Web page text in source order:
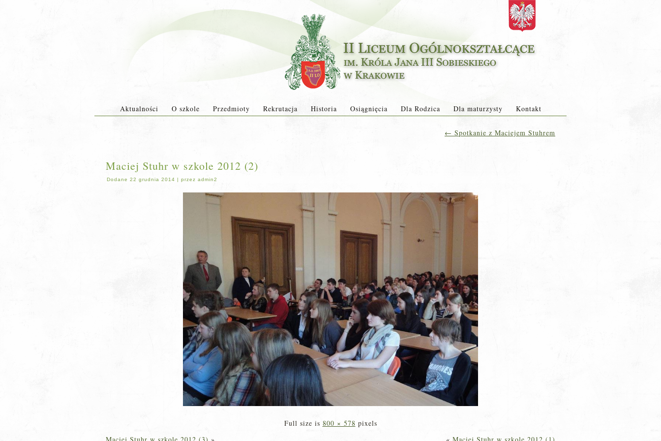
Aktualności O szkole Przedmioty Rekrutacja Historia Osiągnięcia Dla Rodzica Dla maturzysty Kontakt
← Spotkanie z Maciejem Stuhrem
Maciej Stuhr w szkole 2012 (2)
Dodane 22 grudnia 2014 | przez admin2
Full size is 800 × 578 pixels